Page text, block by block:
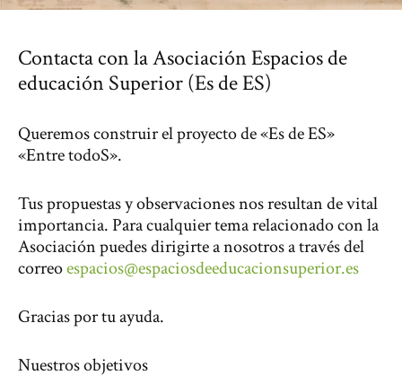
Contacta con la Asociación Espacios de
educación Superior (Es de ES)
Queremos construir el proyecto de «Es de ES»
«Entre todoS».
Tus propuestas y observaciones nos resultan de vital
importancia. Para cualquier tema relacionado con la
Asociación puedes dirigirte a nosotros a través del
correoespacios@espaciosdeeducacionsuperior.es
Gracias por tu ayuda.
Nuestros objetivos